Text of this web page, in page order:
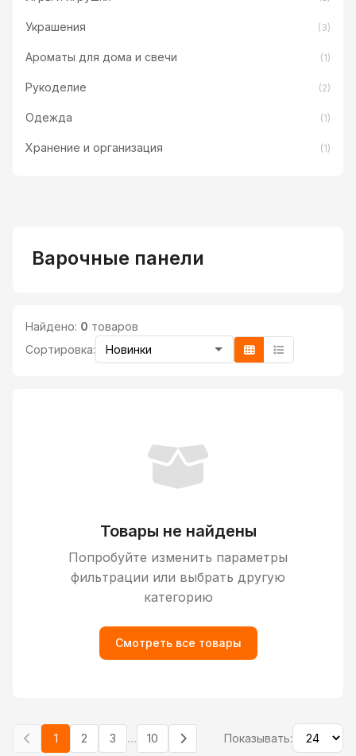
Украшения (3)
Ароматы для дома и свечи (1)
Рукоделие (2)
Одежда (1)
Хранение и организация (1)
Варочные панели
Найдено: 0 товаров
Сортировка:
Товары не найдены
Попробуйте изменить параметры
фильтрации или выбрать другую
категорию
Смотреть все товары
1 2 3 ... 10 Показывать: